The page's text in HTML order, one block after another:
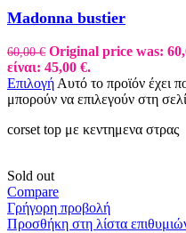
Madonna bustier
60,00€ Original price was:
είναι: 45,00 €.
Επιλογή Αυτό το προϊόν έχει
μπορούν να επιλεγούν στη
corset top με κεντημενα στρας
Sold out
Compare
Γρήγορη προβολή
Προσθήκη στη λίστα